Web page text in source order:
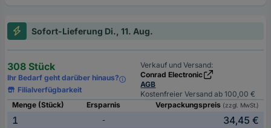
Sofort-Lieferung Di., 11. Aug.
308 Stück
Ihr Bedarf geht darüber hinaus?
Filialverfügbarkeit
Verkauf und Versand:
Conrad Electronic
AGB
Kostenfreier Versand ab 100,00 €
Menge (Stück)
Ersparnis Verpackungspreis (zzgl. MwSt.)
1 -
34,45 €